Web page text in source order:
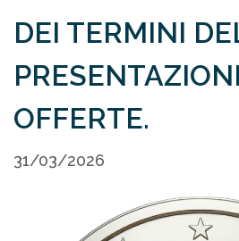
DEI TERMINI
OFFERTE.
31/03/2026